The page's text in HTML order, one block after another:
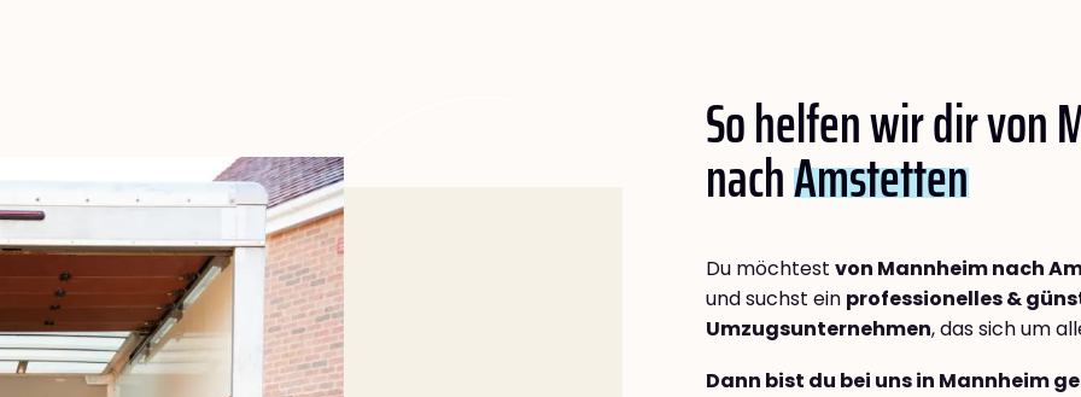
So helfen wir dir von
nachAmstetten
Du möchtest von Mannheim nach
und suchst ein professionelles &
Umzugsunternehmen, das sich um
Dann bist du bei uns in Mannheim